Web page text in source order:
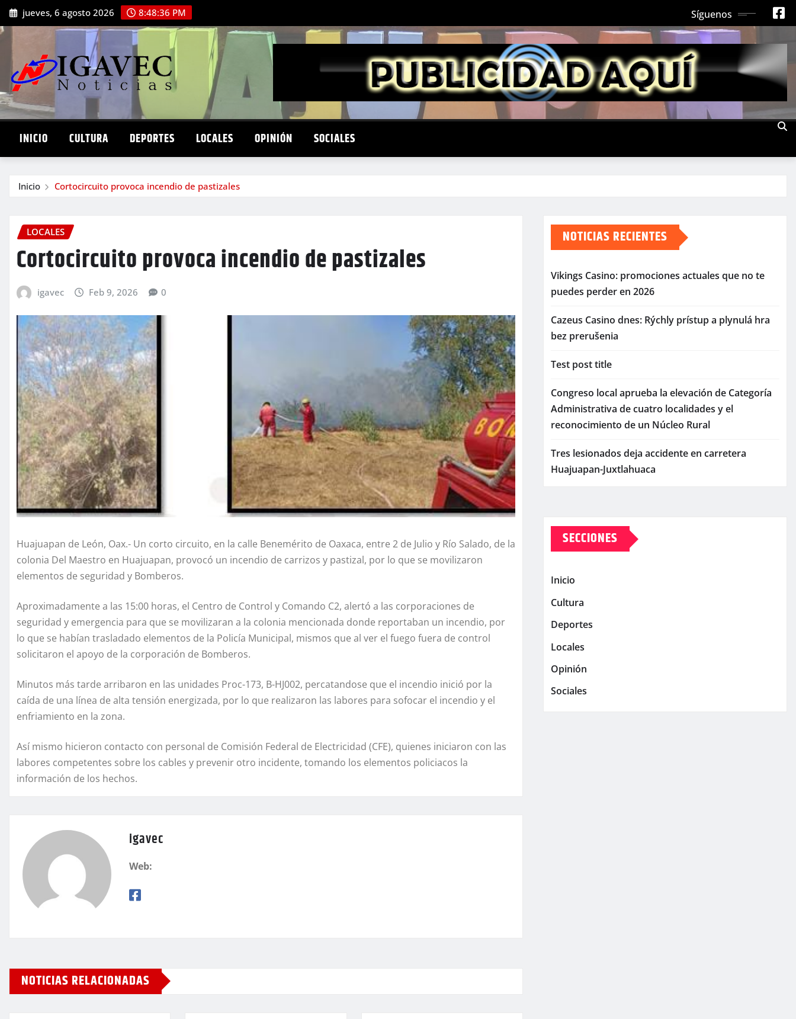
Saltar
al
contenido
jueves, 6 agosto 2026 8:48:37 PM Síguenos
INICIO CULTURA DEPORTES LOCALES OPINIÓN SOCIALES
Inicio Cortocircuito provoca incendio de pastizales
LOCALES
Cortocircuito provoca incendio de pastizales
igavec Feb 9, 2026 0
Huajuapan de León, Oax.- Un corto circuito, en la calle Benemérito de Oaxaca, entre 2 de Julio y Río Salado, de la
colonia Del Maestro en Huajuapan, provocó un incendio de carrizos y pastizal, por lo que se movilizaron
elementos de seguridad y Bomberos.
Aproximadamente a las 15:00 horas, el Centro de Control y Comando C2, alertó a las corporaciones de
seguridad y emergencia para que se movilizaran a la colonia mencionada donde reportaban un incendio, por
lo que se habían trasladado elementos de la Policía Municipal, mismos que al ver el fuego fuera de control
solicitaron el apoyo de la corporación de Bomberos.
Minutos más tarde arribaron en las unidades Proc-173, B-HJ002, percatandose que el incendio inició por la
caída de una línea de alta tensión energizada, por lo que realizaron las labores para sofocar el incendio y el
enfriamiento en la zona.
Así mismo hicieron contacto con personal de Comisión Federal de Electricidad (CFE), quienes iniciaron con las
labores competentes sobre los cables y prevenir otro incidente, tomando los elementos policiacos la
información de los hechos.
igavec
Web:
NOTICIAS RELACIONADAS
NOTICIAS RECIENTES
Vikings Casino: promociones actuales que no te
puedes perder en 2026
Cazeus Casino dnes: Rýchly prístup a plynulá hra
bez prerušenia
Test post title
Congreso local aprueba la elevación de Categoría
Administrativa de cuatro localidades y el
reconocimiento de un Núcleo Rural
Tres lesionados deja accidente en carretera
Huajuapan-Juxtlahuaca
SECCIONES
Inicio
Cultura
Deportes
Locales
Opinión
Sociales